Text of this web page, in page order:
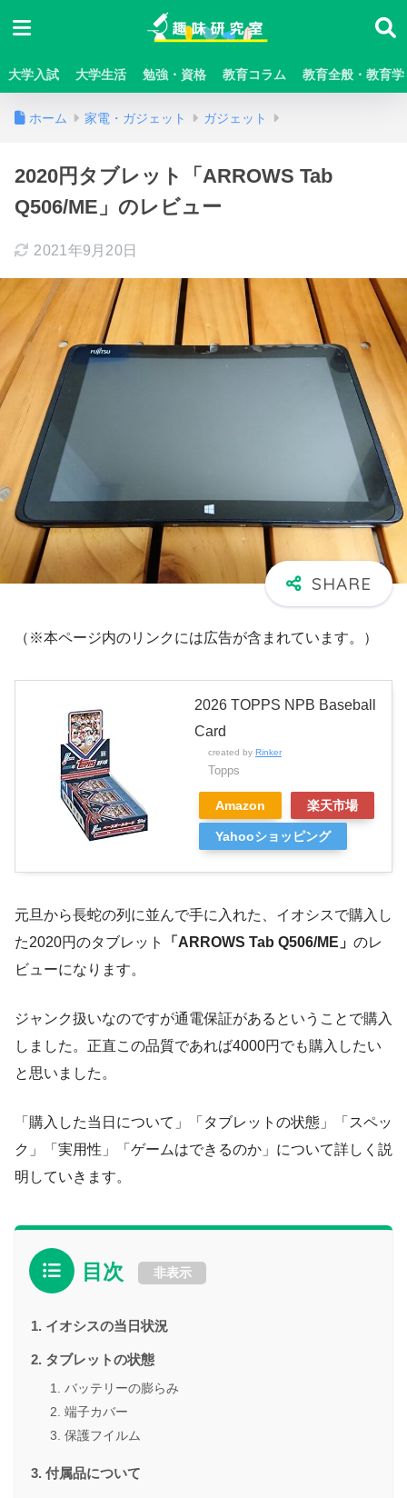
大学入試 大学生活 勉強・資格 教育コラム 教育全般・教育学
ホーム 家電・ガジェット ガジェット
2020円タブレット「ARROWS Tab
Q506/ME」のレビュー
2021年9月20日
（※本ページ内のリンクには広告が含まれています。）
2026 TOPPS NPB Baseball
Card
created by Rinker
Topps
Amazon 楽天市場
Yahooショッピング
元旦から長蛇の列に並んで手に入れた、イオシスで購入し
た2020円のタブレット
「ARROWS Tab Q506/ME」 のレ
ビューになります。
ジャンク扱いなのですが通電保証があるということで購入
しました。正直この品質であれば4000円でも購入したい
と思いました。
「購入した当日について」「タブレットの状態」「スペッ
ク」「実用性」「ゲームはできるのか」について詳しく説
明していきます。
目次 非表示
イオシスの当日状況
タブレットの状態
バッテリーの膨らみ
端子カバー
保護フイルム
付属品について